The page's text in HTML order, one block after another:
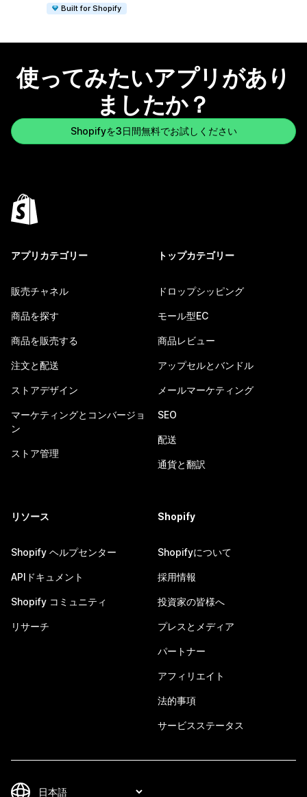
Built for Shopify
使ってみたいアプリがあり
ましたか？
Shopifyを3日間無料でお試しください
アプリカテゴリー
販売チャネル
商品を探す
商品を販売する
注文と配送
ストアデザイン
マーケティングとコンバージョ
ン
ストア管理
トップカテゴリー
ドロップシッピング
モール型EC
商品レビュー
アップセルとバンドル
メールマーケティング
SEO
配送
通貨と翻訳
リソース
Shopify ヘルプセンター
APIドキュメント
Shopify コミュニティ
リサーチ
Shopify
Shopifyについて
採用情報
投資家の皆様へ
プレスとメディア
パートナー
アフィリエイト
法的事項
サービスステータス